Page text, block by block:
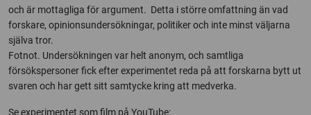
och är mottagliga för argument. Detta i större omfattning än vad
forskare, opinionsundersökningar, politiker och inte minst väljarna
själva tror.
Fotnot. Undersökningen var helt anonym, och samtliga
försökspersoner fick efter experimentet reda på att forskarna bytt ut
svaren och har gett sitt samtycke kring att medverka.
Se experimentet som film på YouTube: